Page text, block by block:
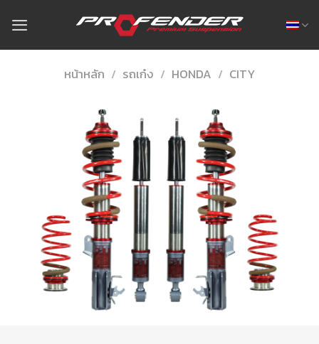
content
หน้าหลัก / รถเก๋ง / HONDA / CITY